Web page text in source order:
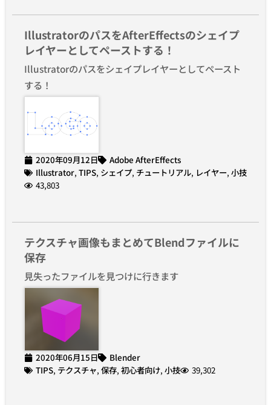
IllustratorのパスをAfterEffectsのシェイプ
レイヤーとしてペーストする！
Illustratorのパスをシェイプレイヤーとしてペースト
する！
2020年09月12日
Adobe AfterEffects
Illustrator, TIPS, シェイプ, チュートリアル, レイヤー, 小技
43,803
テクスチャ画像もまとめてBlendファイルに
保存
見失ったファイルを見つけに行きます
2020年06月15日
Blender
TIPS, テクスチャ, 保存, 初心者向け, 小技 39,302